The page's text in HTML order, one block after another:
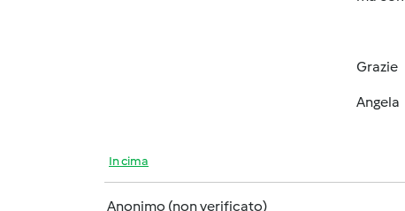
Grazie
Angela
In cima
Anonimo (non verificato)